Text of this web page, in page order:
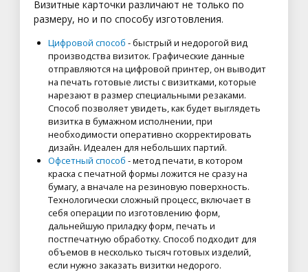
Визитные карточки различают не только по
размеру, но и по способу изготовления.
Цифровой способ - быстрый и недорогой вид
производства визиток. Графические данные
отправляются на цифровой принтер, он выводит
на печать готовые листы с визитками, которые
нарезают в размер специальными резаками.
Способ позволяет увидеть, как будет выглядеть
визитка в бумажном исполнении, при
необходимости оперативно скорректировать
дизайн. Идеален для небольших партий.
Офсетный способ - метод печати, в котором
краска с печатной формы ложится не сразу на
бумагу, а вначале на резиновую поверхность.
Технологически сложный процесс, включает в
себя операции по изготовлению форм,
дальнейшую приладку форм, печать и
постпечатную обработку. Способ подходит для
объемов в несколько тысяч готовых изделий,
если нужно заказать визитки недорого.